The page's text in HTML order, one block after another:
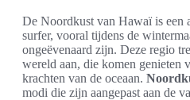
De Noordkust van Hawaï is een
surfer, vooral tijdens de
ongeëvenaard zijn. Deze regio
wereld aan, die komen genieten
krachten van de oceaan.
modi die zijn aangepast aan de